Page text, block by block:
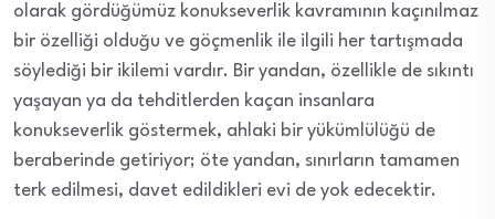
olarak gördüğümüz konukseverlik kavramının kaçınılmaz
bir özelliği olduğu ve göçmenlik ile ilgili her tartışmada
söylediği bir ikilemi vardır. Bir yandan, özellikle de sıkıntı
yaşayan ya da tehditlerden kaçan insanlara
konukseverlik göstermek, ahlaki bir yükümlülüğü de
beraberinde getiriyor; öte yandan, sınırların tamamen
terk edilmesi, davet edildikleri evi de yok edecektir.